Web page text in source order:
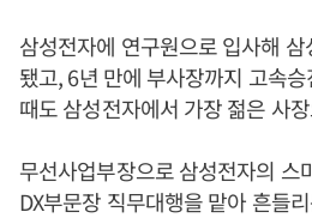
삼성전자에 연구원으로 입사해
됐고, 6년 만에 부사장까지 고속
때도 삼성전자에서 가장 젊은 사
무선사업부장으로 삼성전자의 스
DX부문장 직무대행을 맡아 흔들